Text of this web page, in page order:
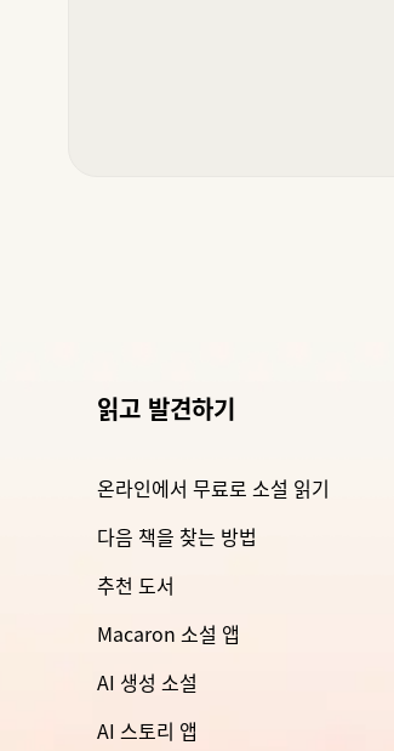
읽고 발견하기
온라인에서 무료로 소설 읽기
다음 책을 찾는 방법
추천 도서
Macaron 소설 앱
AI 생성 소설
AI 스토리 앱